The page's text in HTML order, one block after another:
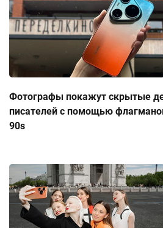
Фотографы покажут скрытые
писателей с помощью
90s